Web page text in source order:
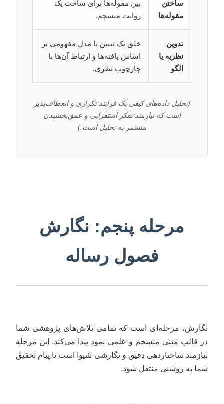
ساختن
مقوله‌ها
بین مقوله‌ها برای ساخت یک
روایت منسجم.
تدوین
نظریه یا
الگو
خلق یک تبیین یا مدل مفهومی بر
اساس یافته‌ها و ارتباط آن‌ها با
چارچوب نظری.
(تحلیل داده‌های کیفی یک فرایند تکراری و انعطاف‌پذیر
است که نیازمند تفکر استقرایی و عمق‌بخشیدن
مستمر به تحلیل است.)
مرحله پنجم: نگارش
فصول رساله
نگارش، مرحله‌ای است که تمامی تلاش‌های پژوهشی شما
در قالب متنی منسجم و علمی نمود پیدا می‌کند. این مرحله
نیازمند ساختاردهی دقیق و نگارشی شیوا است تا پیام تحقیق
شما به روشنی منتقل شود.